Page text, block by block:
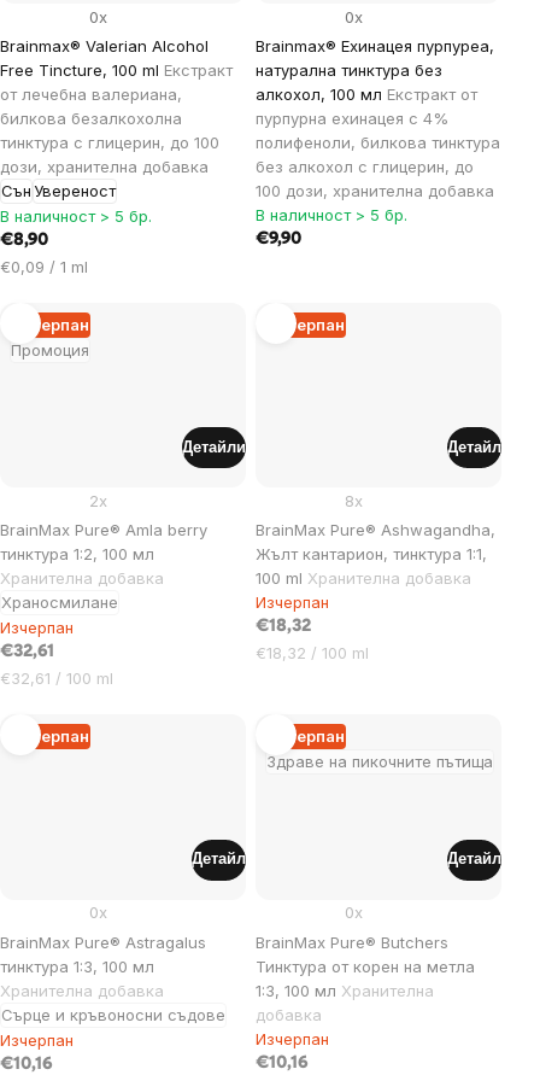
Brainmax® Valerian Alcohol
Free Tincture, 100 ml Екстракт
от лечебна валериана,
билкова безалкохолна
тинктура с глицерин, до 100
дози, хранителна добавка
СънУвереност
0x
В наличност > 5 бр.
€8,90
Цена
мярка:
€0,09 / 1 ml
Brainmax® Ехинацея пурпуреа,
натурална тинктура без
алкохол, 100 мл Екстракт от
пурпурна ехинацея с 4%
полифеноли, билкова тинктура
без алкохол с глицерин, до
100 дози, хранителна добавка
0x
В наличност > 5 бр.
€9,90
Промоция
Изчерпан
BrainMax Pure® Amla berry
тинктура 1:2, 100 мл
Хранителна добавка
Храносмилане
2x
Изчерпан
€32,61
Цена
мярка:
€32,61 / 100 ml
Детайли
Изчерпан
BrainMax Pure® Ashwagandha,
Жълт кантарион, тинктура 1:1,
100 ml Хранителна добавка
8x
Изчерпан
€18,32
Цена
€18,32 / 100 ml
Детайл
Изчерпан
BrainMax Pure® Astragalus
тинктура 1:3, 100 мл
Хранителна добавка
Сърце и кръвоносни съдове
0x
Изчерпан
€10,16
Детайл
Здраве на пикочните пътища
Изчерпан
BrainMax Pure® Butchers
Тинктура от корен на метла
1:3, 100 мл Хранителна
добавка
0x
Изчерпан
€10,16
Детайл